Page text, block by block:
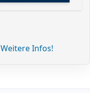
Weitere Infos!